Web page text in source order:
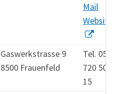
Mail
Website
Gaswerkstrasse 9
8500 Frauenfeld
Tel. 052
720 50
15